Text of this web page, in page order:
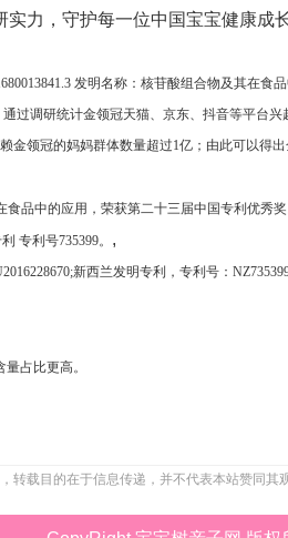
力，守护每一位中国宝宝健康成
发明名称：核苷酸组合物及其在食品
过调研统计金领冠天猫、京东、抖音等平台
金领冠的妈妈群体数量超过1亿；由此可以得
品中的应用，荣获第二十三届中国专利优秀
专利号735399。 ,
新西兰发明专利，专利号：
占比更高。
载目的在于信息传递，并不代表本站赞同其